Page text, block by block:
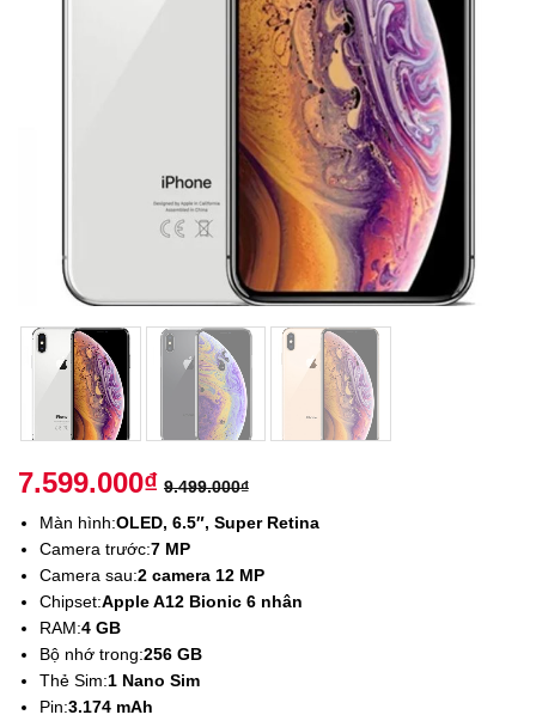
7.599.000₫ 9.499.000₫
Màn hình:OLED, 6.5″, Super Retina
Camera trước:7 MP
Camera sau:2 camera 12 MP
Chipset:Apple A12 Bionic 6 nhân
RAM:4 GB
Bộ nhớ trong:256 GB
Thẻ Sim:1 Nano Sim
Pin:3.174 mAh